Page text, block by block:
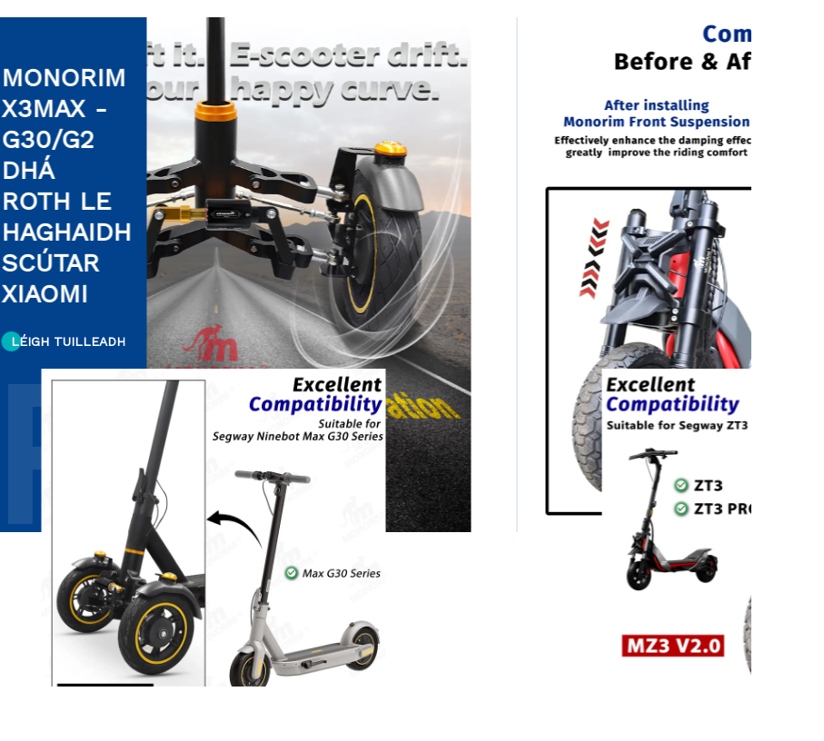
MONORIM
X3MAX -
G30/G2
DHÁ
ROTH LE
HAGHAIDH
SCÚTAR
XIAOMI
LÉIGH TUILLEADH
R1
MONORIM
MZ3 V2.0
FIONRAÍ
HIODRÁLACH
LÉIGH TUILLEADH